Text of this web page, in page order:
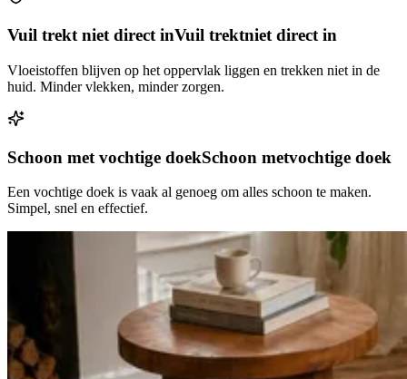
Vuil trekt niet direct inVuil trektniet direct in
Vloeistoffen blijven op het oppervlak liggen en trekken niet in de
huid. Minder vlekken, minder zorgen.
Schoon met vochtige doekSchoon metvochtige doek
Een vochtige doek is vaak al genoeg om alles schoon te maken.
Simpel, snel en effectief.